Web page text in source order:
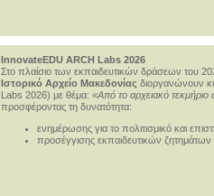
InnovateEDU ARCH Labs 2026
Στο πλαίσιο των εκπαιδευτικών δράσεων του
Ιστορικό Αρχείο Μακεδονίας διοργανώνουν
Labs 2026) με θέμα: «Από το αρχειακό
προσφέροντας τη δυνατότητα:
ενημέρωσης για το πολιτισμικό και
προσέγγισης εκπαιδευτικών ζητημάτων